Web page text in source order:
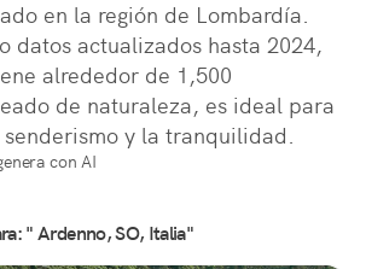
en la región de Lombardía.
datos actualizados hasta 2024,
alrededor de 1,500
de naturaleza, es ideal para
y la tranquilidad.
con AI
" Ardenno, SO, Italia"